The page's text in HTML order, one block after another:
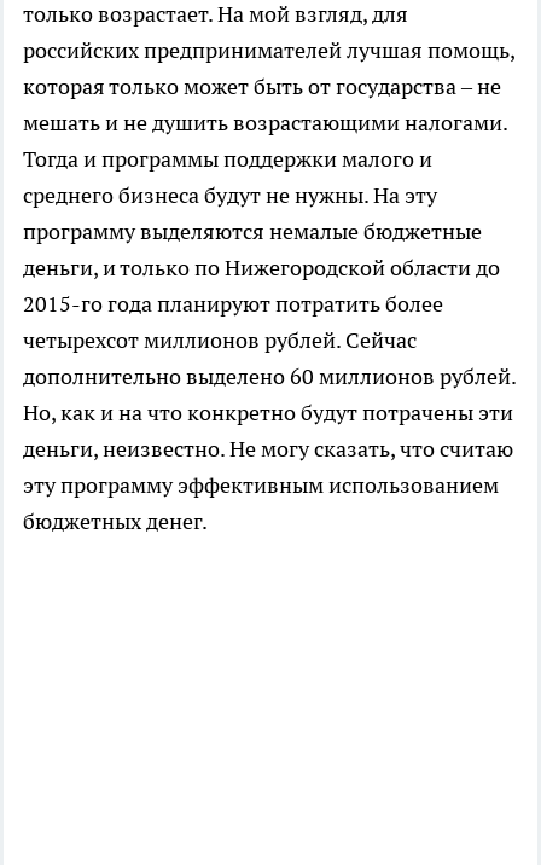
только возрастает. На мой взгляд, для
российских предпринимателей лучшая помощь,
которая только может быть от государства – не
мешать и не душить возрастающими налогами.
Тогда и программы поддержки малого и
среднего бизнеса будут не нужны. На эту
программу выделяются немалые бюджетные
деньги, и только по Нижегородской области до
2015-го года планируют потратить более
четырехсот миллионов рублей. Сейчас
дополнительно выделено 60 миллионов рублей.
Но, как и на что конкретно будут потрачены эти
деньги, неизвестно. Не могу сказать, что считаю
эту программу эффективным использованием
бюджетных денег.